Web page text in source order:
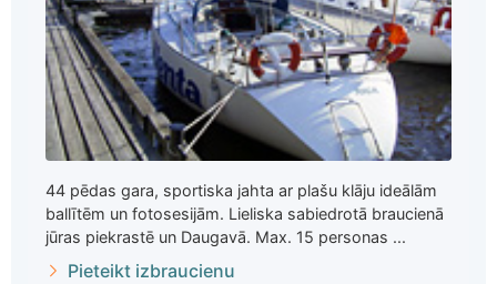
44 pēdas gara, sportiska jahta ar plašu klāju ideālām
ballītēm un fotosesijām. Lieliska sabiedrotā braucienā
jūras piekrastē un Daugavā. Max. 15 personas ...
Pieteikt izbraucienu